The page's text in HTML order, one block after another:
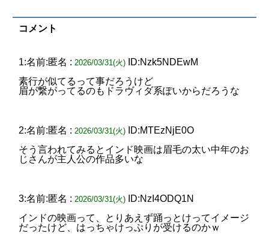
コメント
1:名前:匿名 : 2026/03/31(火)
ID:Nzk5NDEwM
素行が似てるって事だろうけど
眉が繋がってるのもドラヴィダ系ぽいからだろうな
2:名前:匿名 : 2026/03/31(火)
ID:MTEzNjE0O
そう言われてみるとインド映画は眉毛の太い中年のお
じさんが主人公の作品多いな
3:名前:匿名 : 2026/03/31(火)
ID:NzI4ODQ1N
インドの映画って、とりあえず踊っとけってイメージ
だったけど、はっちゃけっぷりが受けるのかｗ